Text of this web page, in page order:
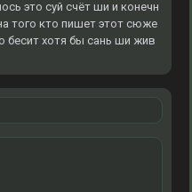
это суй счёт ши и конечн
того кто пишет этот сюже
бесит хотя бы сань ши жив